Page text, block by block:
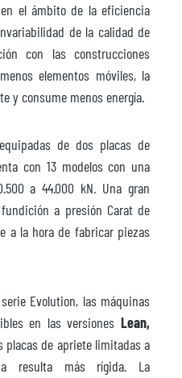
el ámbito de la eficiencia
de la calidad de
con las construcciones
elementos móviles, la
y consume menos energía.
de dos placas de
con 13 modelos con una
a 44.000 kN. Una gran
a presión Carat de
a la hora de fabricar piezas
Evolution, las máquinas
en las versiones Lean,
placas de apriete limitadas a
resulta más rígida. La